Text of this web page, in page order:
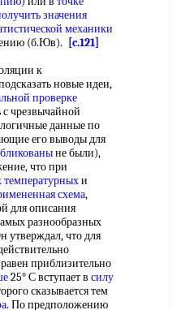
значения
механики
(б.Юв).
[c.121]
к
новые идеи,
проверке
с чрезвычайной
данные по
его выводы для
не были),
что при
температурныхи
схема,
для описания
разнообразных
утверждал, что для
приблизительно
25° С вступает в силу
сказывается тем
. По предположению